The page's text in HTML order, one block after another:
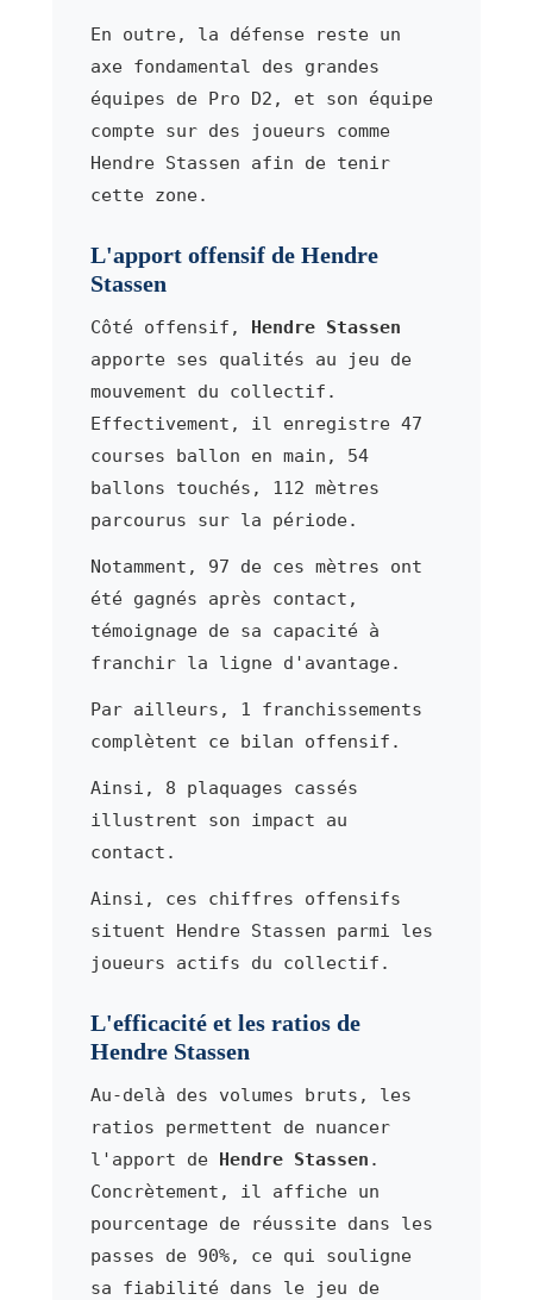
En outre, la défense reste un
axe fondamental des grandes
équipes de Pro D2, et son équipe
compte sur des joueurs comme
Hendre Stassen afin de tenir
cette zone.
L'apport offensif de Hendre
Stassen
Côté offensif, Hendre Stassen
apporte ses qualités au jeu de
mouvement du collectif.
Effectivement, il enregistre 47
courses ballon en main, 54
ballons touchés, 112 mètres
parcourus sur la période.
Notamment, 97 de ces mètres ont
été gagnés après contact,
témoignage de sa capacité à
franchir la ligne d'avantage.
Par ailleurs, 1 franchissements
complètent ce bilan offensif.
Ainsi, 8 plaquages cassés
illustrent son impact au
contact.
Ainsi, ces chiffres offensifs
situent Hendre Stassen parmi les
joueurs actifs du collectif.
L'efficacité et les ratios de
Hendre Stassen
Au-delà des volumes bruts, les
ratios permettent de nuancer
l'apport de Hendre Stassen .
Concrètement, il affiche un
pourcentage de réussite dans les
passes de 90%, ce qui souligne
sa fiabilité dans le jeu de